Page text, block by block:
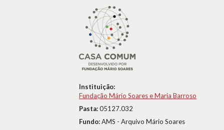
Instituição:
Fundação Mário Soares e Maria Barroso
Pasta:05127.032
Fundo:AMS - Arquivo Mário Soares